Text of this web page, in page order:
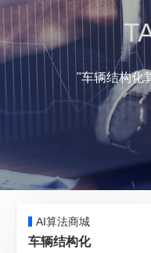
"车辆结构化
AI算法商城
车辆结构化